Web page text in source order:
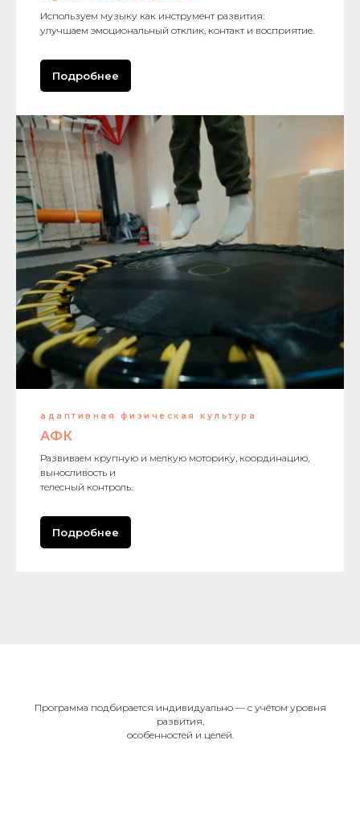
Используем музыку как инструмент развития:
улучшаем эмоциональный отклик, контакт и восприятие.
Подробнее
адаптивная физическая культура
АФК
Развиваем крупную и мелкую моторику, координацию,
выносливость и
телесный контроль.
Подробнее
Программа подбирается индивидуально — с учётом уровня
развития,
особенностей и целей.